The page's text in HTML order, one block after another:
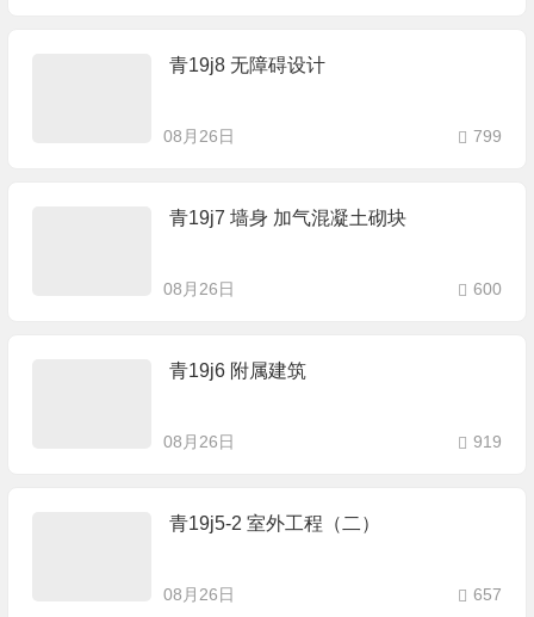
青19j8 无障碍设计
08月26日 799
青19j7 墙身 加气混凝土砌块
08月26日 600
青19j6 附属建筑
08月26日 919
青19j5-2 室外工程（二）
08月26日 657